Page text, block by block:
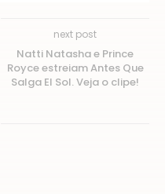
next post
Natti Natasha e Prince
Royce estreiam Antes Que
Salga El Sol. Veja o clipe!